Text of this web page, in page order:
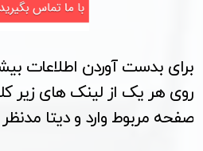
برای بدست آوردن اطلاعات
روی هر یک از لینک های زیر
صفحه مربوط وارد و دیتا